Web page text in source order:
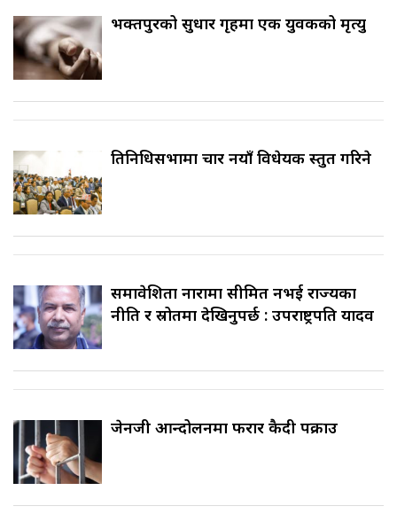
भक्तपुरको सुधार गृहमा एक युवकको मृत्यु
प्रतिनिधिसभामा चार नयाँ विधेयक प्रस्तुत गरिने
समावेशिता नारामा सीमित नभई राज्यका
नीति र स्रोतमा देखिनुपर्छ : उपराष्ट्रपति यादव
जेनजी आन्दोलनमा फरार कैदी पक्राउ